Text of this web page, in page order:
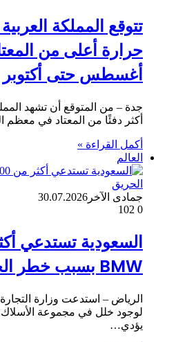
تتوقع المملكة
حرارة أعلى من
أغسطس حتى أكتوبر
جدة – من المتوقع أن تشهد
أكثر دفئًا من المعتاد في
أكمل القراءة »
العالم
جمادى الآخر 30.07.2026
0
BMW بسبب خطر الحريق
لوجود خلل في مجموعة الأسلاك
يؤدي…